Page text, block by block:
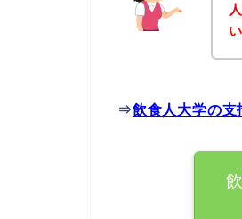
⇒飲食人大学の支